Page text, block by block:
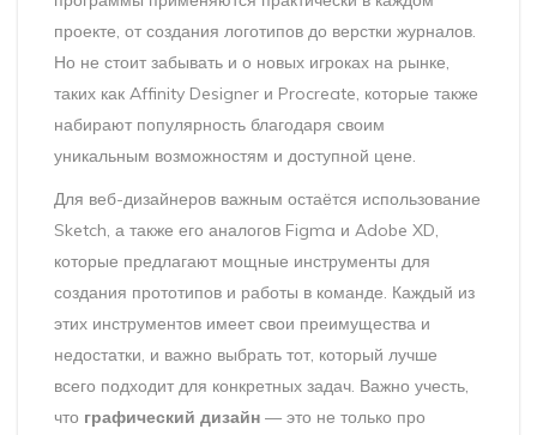
проекте, от создания логотипов до верстки журналов.
Но не стоит забывать и о новых игроках на рынке,
таких как Affinity Designer и Procreate, которые также
набирают популярность благодаря своим
уникальным возможностям и доступной цене.
Для веб-дизайнеров важным остаётся использование
Sketch, а также его аналогов Figma и Adobe XD,
которые предлагают мощные инструменты для
создания прототипов и работы в команде. Каждый из
этих инструментов имеет свои преимущества и
недостатки, и важно выбрать тот, который лучше
всего подходит для конкретных задач. Важно учесть,
что графический дизайн — это не только про